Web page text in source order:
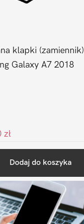
klapki (zamiennik)
Galaxy A7 2018
zł
Dodaj do koszyka